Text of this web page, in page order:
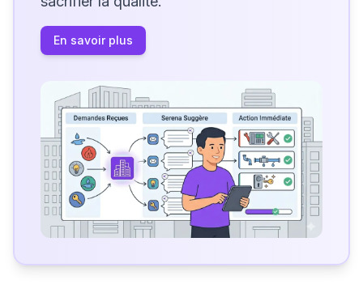
En savoir plus